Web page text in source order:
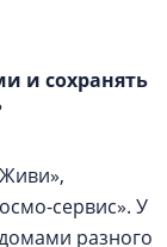
и сохранять
сервис». У
разного